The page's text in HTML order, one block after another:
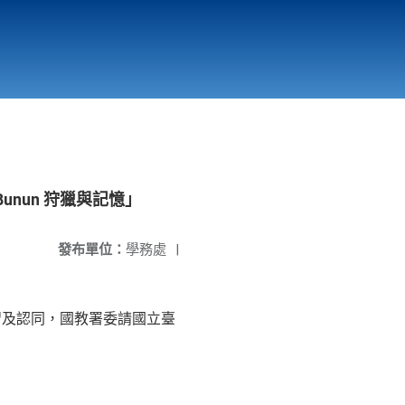
狩獵與記憶」
發布單位： 學務處 |
認同，國教署委請國立臺